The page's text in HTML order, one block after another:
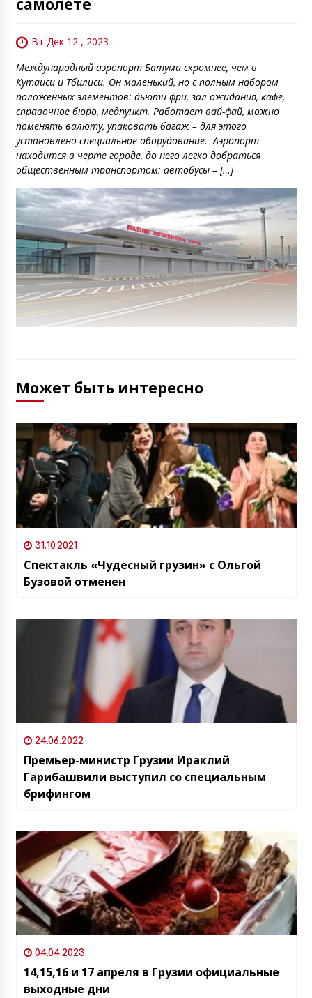
самолете
Вт Дек 12 , 2023
Международный аэропорт Батуми скромнее, чем в
Кутаиси и Тбилиси. Он маленький, но с полным набором
положенных элементов: дьюти-фри, зал ожидания, кафе,
справочное бюро, медпункт. Работает вай-фай, можно
поменять валюту, упаковать багаж – для этого
установлено специальное оборудование. Аэропорт
находится в черте городе, до него легко добраться
общественным транспортом: автобусы – […]
Может быть интересно
31.10.2021
Спектакль «Чудесный грузин» с Ольгой
Бузовой отменен
24.06.2022
Премьер-министр Грузии Ираклий
Гарибашвили выступил со специальным
брифингом
04.04.2023
14,15,16 и 17 апреля в Грузии официальные
выходные дни